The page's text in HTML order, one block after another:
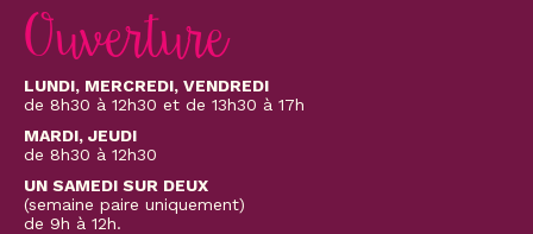
Ouverture
LUNDI, MERCREDI, VENDREDI
de 8h30 à 12h30 et de 13h30 à 17h
MARDI, JEUDI
de 8h30 à 12h30
UN SAMEDI SUR DEUX
(semaine paire uniquement)
de 9h à 12h.